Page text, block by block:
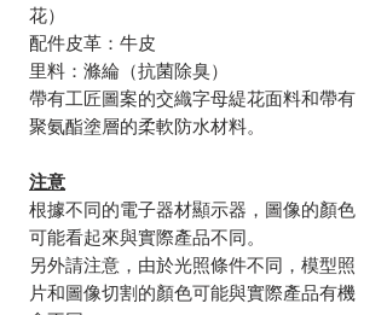
花）
配件皮革：牛皮
里料：滌綸（抗菌除臭）
帶有工匠圖案的交織字母緹花面料和帶有
聚氨酯塗層的柔軟防水材料。
注意
根據不同的電子器材顯示器，圖像的顏色
可能看起來與實際產品不同。
另外請注意，由於光照條件不同，模型照
片和圖像切割的顏色可能與實際產品有機